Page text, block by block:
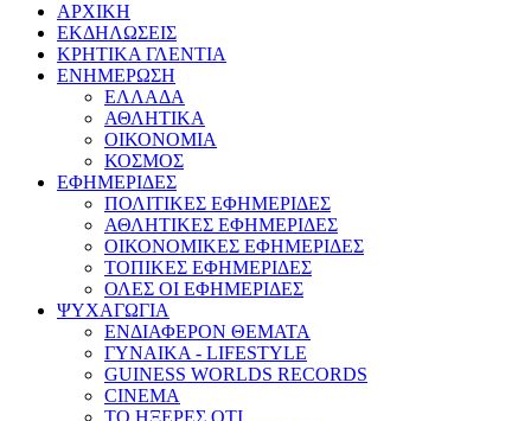
ΑΡΧΙΚΗ
ΕΚΔΗΛΩΣΕΙΣ
ΚΡΗΤΙΚΑ ΓΛΕΝΤΙΑ
ΕΝΗΜΕΡΩΣΗ
ΕΛΛΑΔΑ
ΑΘΛΗΤΙΚΑ
ΟΙΚΟΝΟΜΙΑ
ΚΟΣΜΟΣ
ΕΦΗΜΕΡΙΔΕΣ
ΠΟΛΙΤΙΚΕΣ ΕΦΗΜΕΡΙΔΕΣ
ΑΘΛΗΤΙΚΕΣ ΕΦΗΜΕΡΙΔΕΣ
ΟΙΚΟΝΟΜΙΚΕΣ ΕΦΗΜΕΡΙΔΕΣ
ΤΟΠΙΚΕΣ ΕΦΗΜΕΡΙΔΕΣ
ΟΛΕΣ ΟΙ ΕΦΗΜΕΡΙΔΕΣ
ΨΥΧΑΓΩΓΙΑ
ΕΝΔΙΑΦΕΡΟΝ ΘΕΜΑΤΑ
ΓΥΝΑΙΚΑ - LIFESTYLE
GUINESS WORLDS RECORDS
CINEMA